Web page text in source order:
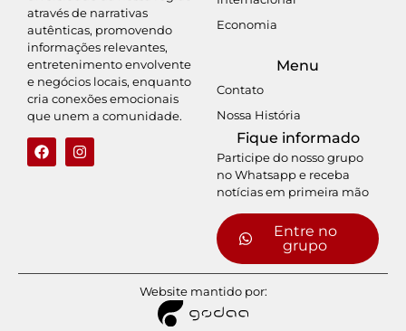
através de narrativas
autênticas, promovendo
informações relevantes,
entretenimento envolvente
e negócios locais, enquanto
cria conexões emocionais
que unem a comunidade.
Economia
Menu
Contato
Nossa História
Fique informado
Participe do nosso grupo
no Whatsapp e receba
notícias em primeira mão
Entre no
grupo
Website mantido por: